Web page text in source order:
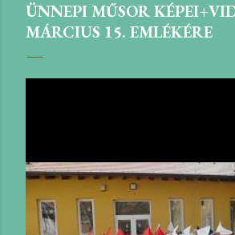
ÜNNEPI MŰSOR
MÁRCIUS 15. EMLÉKÉRE